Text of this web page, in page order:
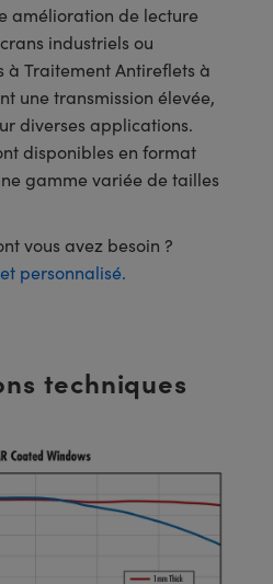
amélioration de lecture
industriels ou
à Traitement Antireflets à
une transmission élevée,
diverses applications.
disponibles en format
gamme variée de tailles
vous avez besoin ?
personnalisé.
techniques